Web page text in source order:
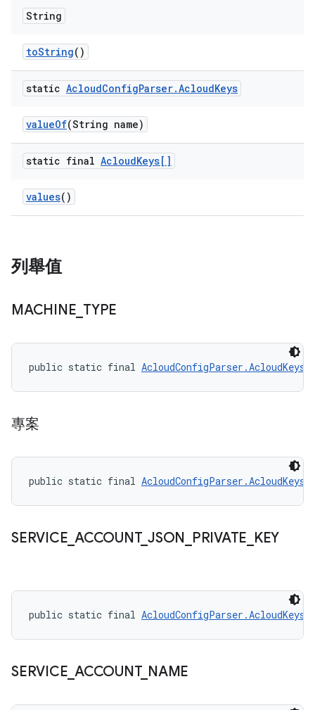
String
toString()
static AcloudConfigParser.AcloudKeys
valueOf(String name)
static final AcloudKeys[]
values()
列舉值
MACHINE TYPE
public static final AcloudConfigParser.AcloudKeys
專案
public static final AcloudConfigParser.AcloudKeys
SERVICE ACCOUNT_ JSON PRIVATE KEY
public static final AcloudConfigParser.AcloudKeys
SERVICE ACCOUNT_ NAME